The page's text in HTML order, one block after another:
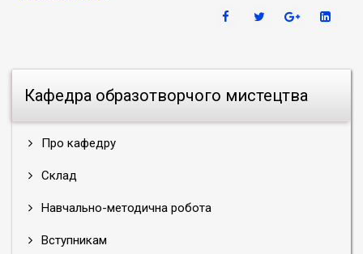
Кафедра образотворчого мистецтва
Про кафедру
Склад
Навчально-методична робота
Вступникам